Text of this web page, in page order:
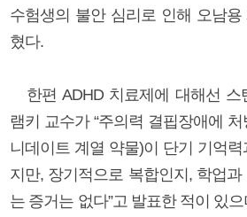
수험생의 불안 심리로 인해 오남용
혔다.
한편 ADHD 치료제에 대해선 스
램키 교수가 “주의력 결핍장애에
니데이트 계열 약물)이 단기 기억
지만, 장기적으로 복합인지, 학업
는 증거는 없다”고 발표한 적이 있